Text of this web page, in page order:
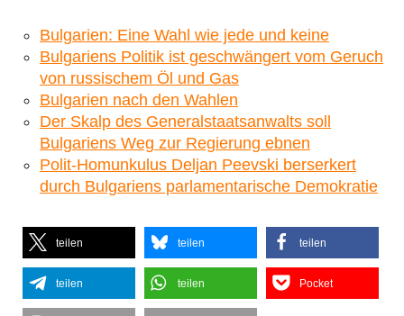
Bulgarien: Eine Wahl wie jede und keine
Bulgariens Politik ist geschwängert vom Geruch
von russischem Öl und Gas
Bulgarien nach den Wahlen
Der Skalp des Generalstaatsanwalts soll
Bulgariens Weg zur Regierung ebnen
Polit-Homunkulus Deljan Peevski berserkert
durch Bulgariens parlamentarische Demokratie
teilen teilen teilen
teilen teilen Pocket